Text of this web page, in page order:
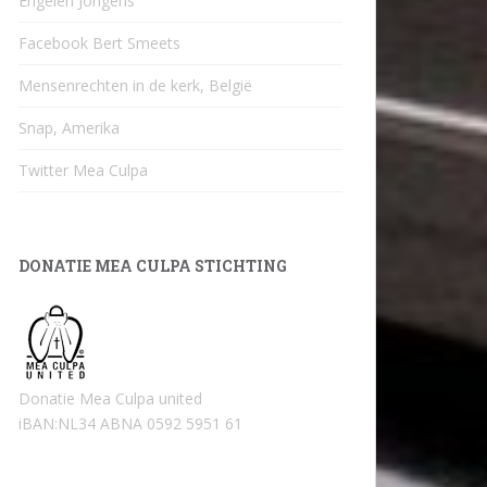
Facebook Bert Smeets
Mensenrechten in de kerk, België
Snap, Amerika
Twitter Mea Culpa
DONATIE MEA CULPA STICHTING
Donatie Mea Culpa united
iBAN:NL34 ABNA 0592 5951 61